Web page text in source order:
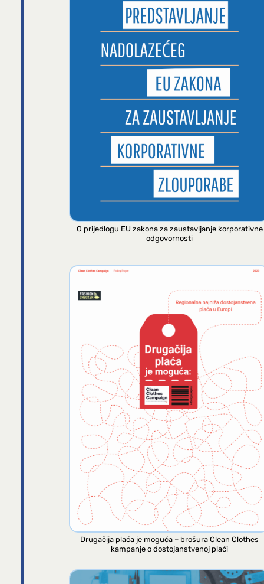
O prijedlogu EU zakona za zaustavljanje korporativne
odgovornosti
Drugačija plaća je moguća – brošura Clean Clothes
kampanje o dostojanstvenoj plaći